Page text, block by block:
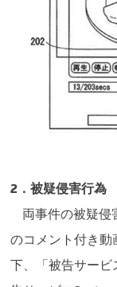
2．被疑侵害行為
両事件の被疑侵
のコメント付き動
下、「被告サービ